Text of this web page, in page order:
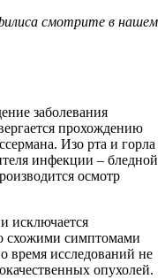
смотрите в нашем
заболевания
прохождению
Изо рта и горла
инфекции – бледной
осмотр
исключается
схожими симптомами
время исследований не
опухолей.